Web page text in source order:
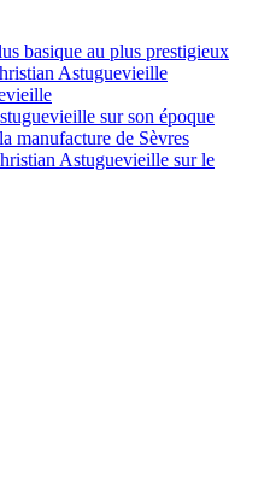
basique au plus prestigieux
Astuguevieille
sur son époque
manufacture de Sèvres
Astuguevieille sur le